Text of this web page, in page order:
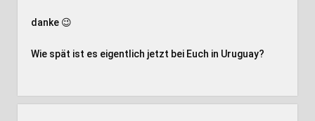
danke 😉
Wie spät ist es eigentlich jetzt bei Euch in Uruguay?